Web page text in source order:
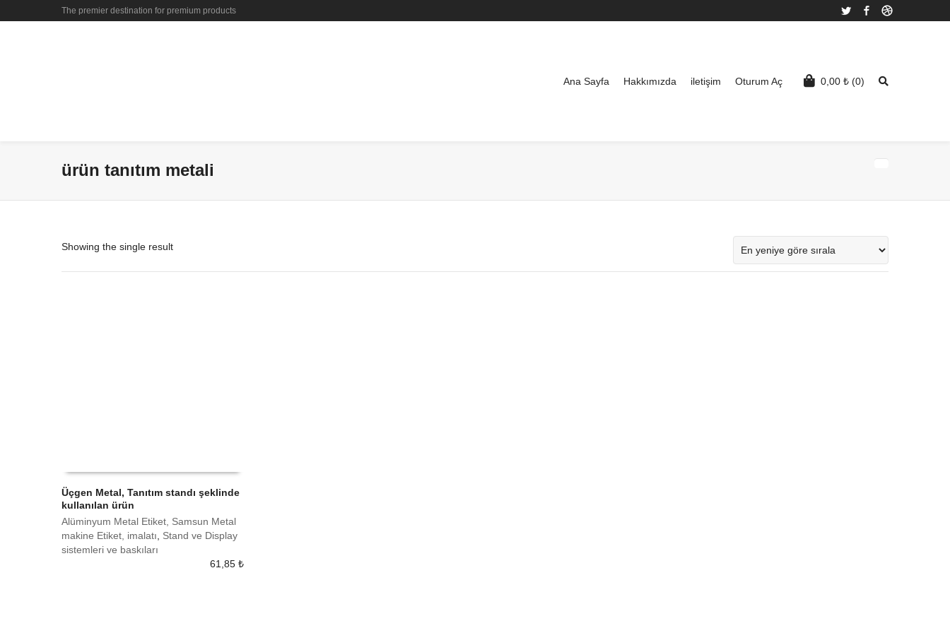
The premier destination for premium products Twitter Facebook
0,00 ₺ (0)
Ana Sayfa Hakkımızda iletişim Oturum Aç
ürün tanıtım metali
Showing the single result
Üçgen Metal, Tanıtım standı şeklinde
kullanılan ürün
Alüminyum Metal Etiket, Samsun Metal
makine Etiket, imalatı
Stand ve Display
sistemleri ve baskıları
61,85 ₺